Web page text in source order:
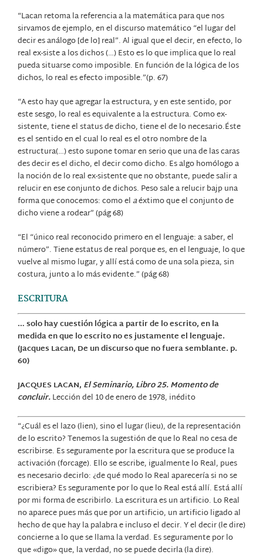
“Lacan retoma la referencia a la matemática para que nos
sirvamos de ejemplo, en el discurso matemático “el lugar del
decir es análogo [de lo] real”. Al igual que el decir, en efecto, lo
real ex-siste a los dichos (…) Esto es lo que implica que lo real
pueda situarse como imposible. En función de la lógica de los
dichos, lo real es efecto imposible.”(p. 67)
“A esto hay que agregar la estructura, y en este sentido, por
este sesgo, lo real es equivalente a la estructura. Como ex-
sistente, tiene el status de dicho, tiene el de lo necesario.Éste
es el sentido en el cual lo real es el otro nombre de la
estructura(…) esto supone tomar en serio que una de las caras
des decir es el dicho, el decir como dicho. Es algo homólogo a
la noción de lo real ex-sistente que no obstante, puede salir a
relucir en ese conjunto de dichos. Peso sale a relucir bajp una
forma que conocemos: como el aéxtimo que el conjunto de
dicho viene a rodear” (pág 68)
“El “único real reconocido primero en el lenguaje: a saber, el
número”. Tiene estatus de real porque es, en el lenguaje, lo que
vuelve al mismo lugar, y allí está como de una sola pieza, sin
costura, junto a lo más evidente.” (pág 68)
ESCRITURA
… solo hay cuestión lógica a partir de lo escrito, en la
medida en que lo escrito no es justamente el lenguaje.
(Jacques Lacan, De un discurso que no fuera semblante. p.
60)
JACQUES LACAN, El Seminario, Libro 25. Momentode
concluir.Lección del 10 de enero de 1978, inédito
“¿Cuál es el lazo (lien), sino el lugar (lieu), de la representación
de lo escrito? Tenemos la sugestión de que lo Real no cesa de
escribirse. Es seguramente por la escritura que se produce la
activación (forcage). Ello se escribe, igualmente lo Real, pues
es necesario decirlo: ¿de qué modo lo Real aparecería si no se
escribiera? Es seguramente por lo que lo Real está allí. Está allí
por mi forma de escribirlo. La escritura es un artificio. Lo Real
no aparece pues más que por un artificio, un artificio ligado al
hecho de que hay la palabra e incluso el decir. Y el decir (le dire)
concierne a lo que se llama la verdad. Es seguramente por lo
que «digo» que, la verdad, no se puede decirla (la dire).